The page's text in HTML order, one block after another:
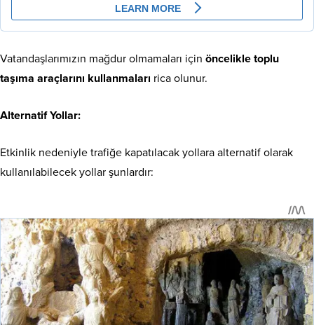
Vatandaşlarımızın mağdur olmamaları için öncelikle toplu
taşıma araçlarını kullanmaları rica olunur.
Alternatif Yollar:
Etkinlik nedeniyle trafiğe kapatılacak yollara alternatif olarak
kullanılabilecek yollar şunlardır: